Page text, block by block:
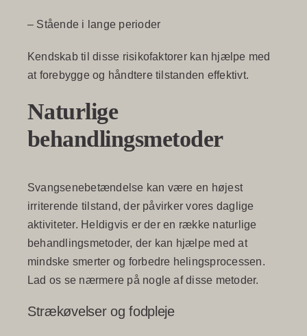
– Stående i lange perioder
Kendskab til disse risikofaktorer kan hjælpe med
at forebygge og håndtere tilstanden effektivt.
Naturlige
behandlingsmetoder
Svangsenebetændelse kan være en højest
irriterende tilstand, der påvirker vores daglige
aktiviteter. Heldigvis er der en række naturlige
behandlingsmetoder, der kan hjælpe med at
mindske smerter og forbedre helingsprocessen.
Lad os se nærmere på nogle af disse metoder.
Strækøvelser og fodpleje